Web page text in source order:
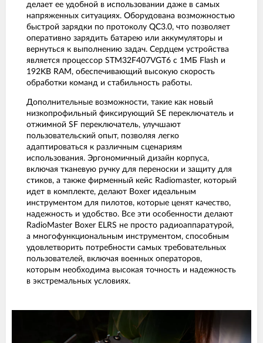
делает ее удобной в использовании даже в самых
напряженных ситуациях. Оборудована возможностью
быстрой зарядки по протоколу QC3.0, что позволяет
оперативно зарядить батарею или аккумуляторы и
вернуться к выполнению задач. Сердцем устройства
является процессор STM32F407VGT6 с 1МБ Flash и
192KB RAM, обеспечивающий высокую скорость
обработки команд и стабильность работы.
Дополнительные возможности, такие как новый
низкопрофильный фиксирующий SE переключатель и
отжимной SF переключатель, улучшают
пользовательский опыт, позволяя легко
адаптироваться к различным сценариям
использования. Эргономичный дизайн корпуса,
включая тканевую ручку для переноски и защиту для
стиков, а также фирменный кейс Radiomaster, который
идет в комплекте, делают Boxer идеальным
инструментом для пилотов, которые ценят качество,
надежность и удобство. Все эти особенности делают
RadioMaster Boxer ELRS не просто радиоаппаратурой,
а многофункциональным инструментом, способным
удовлетворить потребности самых требовательных
пользователей, включая военных операторов,
которым необходима высокая точность и надежность
в экстремальных условиях.